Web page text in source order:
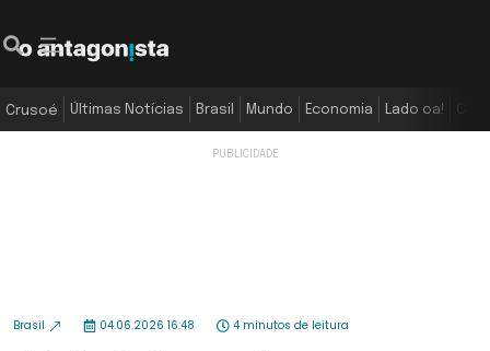
Crusoé Últimas Notícias Brasil Mundo Economia Lado oa!
Brasil 04.06.2026 16:48 4 minutos de leitura